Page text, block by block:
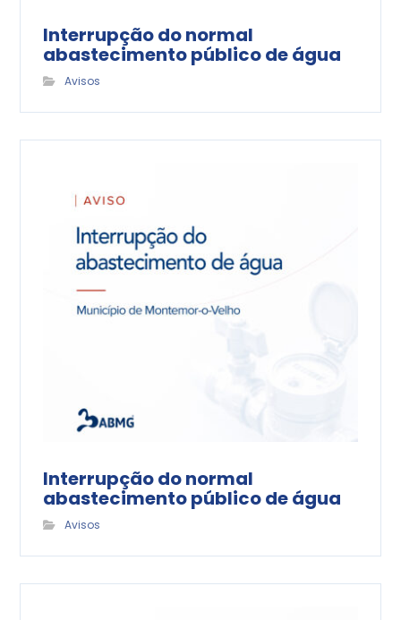
Interrupção do normal
abastecimento público de água
Avisos
Interrupção do normal
abastecimento público de água
Avisos